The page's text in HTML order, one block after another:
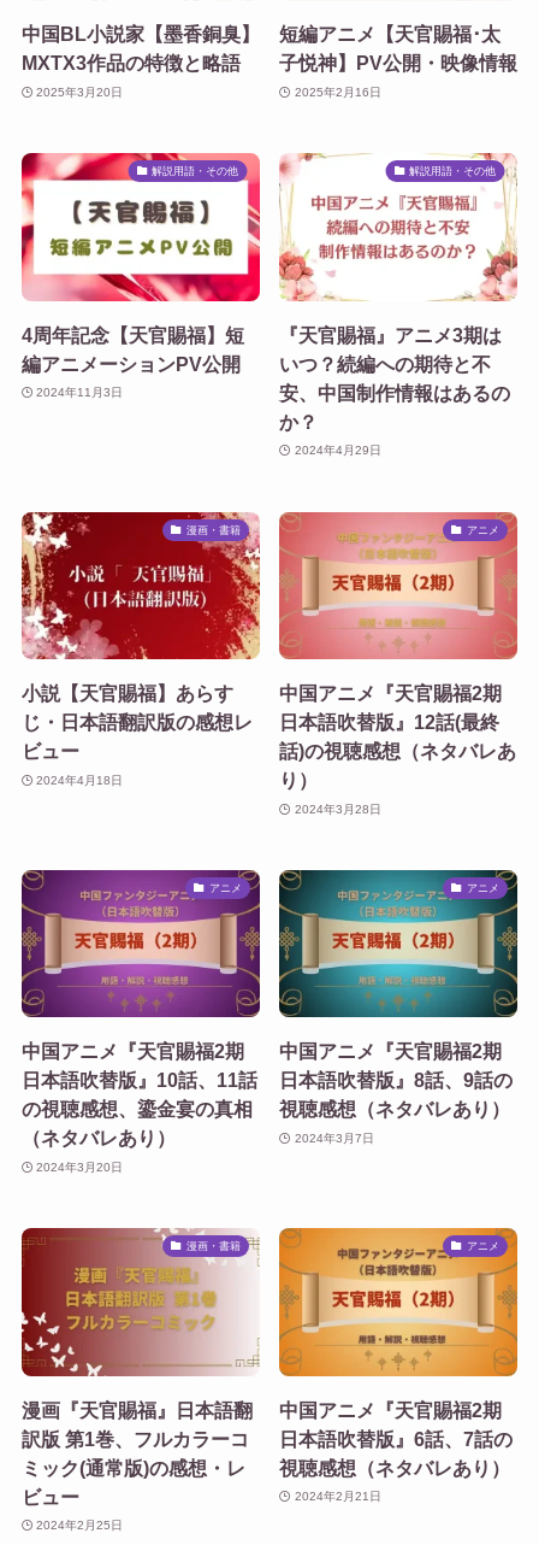
中国BL小説家【墨香銅臭】
MXTX3作品の特徴と略語
2025年3月20日
短編アニメ【天官賜福･太
子悦神】PV公開・映像情報
2025年2月16日
解説用語・その他
4周年記念【天官賜福】短
編アニメーションPV公開
2024年11月3日
解説用語・その他
『天官賜福』アニメ3期は
いつ？続編への期待と不
安、中国制作情報はあるの
か？
2024年4月29日
漫画・書籍
小説【天官賜福】あらす
じ・日本語翻訳版の感想レ
ビュー
2024年4月18日
アニメ
中国アニメ『天官賜福2期
日本語吹替版』12話(最終
話)の視聴感想（ネタバレあ
り）
2024年3月28日
アニメ
中国アニメ『天官賜福2期
日本語吹替版』10話、11話
の視聴感想、鎏金宴の真相
（ネタバレあり）
2024年3月20日
アニメ
中国アニメ『天官賜福2期
日本語吹替版』8話、9話の
視聴感想（ネタバレあり）
2024年3月7日
漫画・書籍
漫画『天官賜福』日本語翻
訳版 第1巻、フルカラーコ
ミック(通常版)の感想・レ
ビュー
2024年2月25日
アニメ
中国アニメ『天官賜福2期
日本語吹替版』6話、7話の
視聴感想（ネタバレあり）
2024年2月21日